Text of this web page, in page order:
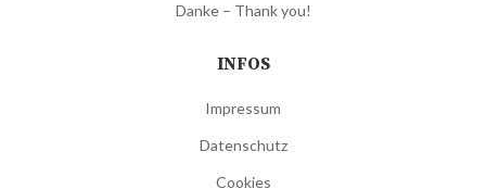
Danke – Thank you!
INFOS
Impressum
Datenschutz
Cookies